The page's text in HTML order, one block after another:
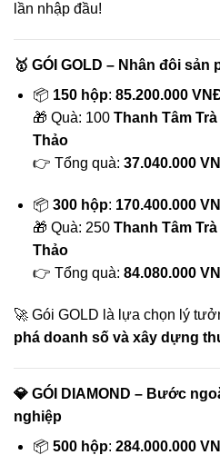
lần nhập đầu!
🥇 GÓI GOLD – Nhân đôi sản
📦 150 hộp: 85.200.000
🎁 Quà: 100 Thanh Tâm Trà
Thảo
👉 Tổng quà: 37.040.000
📦 300 hộp: 170.400.000
🎁 Quà: 250 Thanh Tâm Trà
Thảo
👉 Tổng quà: 84.080.000
🚀 Gói GOLD là lựa chọn lý
phá doanh số và xây dựng
💎 GÓI DIAMOND – Bước
nghiệp
📦 500 hộp: 284.000.000